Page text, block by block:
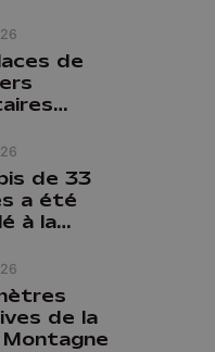
prof que
de
de Liège :
qui
ne
nous
de 33
a été
à la
de la